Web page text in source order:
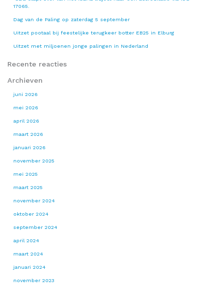
17065.
Dag van de Paling op zaterdag 5 september
Uitzet pootaal bij feestelijke terugkeer botter EB25 in Elburg
Uitzet met miljoenen jonge palingen in Nederland
Recente reacties
Archieven
juni 2026
mei 2026
april 2026
maart 2026
januari 2026
november 2025
mei 2025
maart 2025
november 2024
oktober 2024
september 2024
april 2024
maart 2024
januari 2024
november 2023